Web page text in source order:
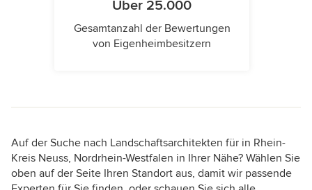
Über 25.000
Gesamtanzahl der Bewertungen
von Eigenheimbesitzern
Auf der Suche nach Landschaftsarchitekten für in Rhein-
Kreis Neuss, Nordrhein-Westfalen in Ihrer Nähe? Wählen Sie
oben auf der Seite Ihren Standort aus, damit wir passende